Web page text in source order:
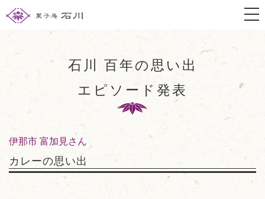
石川 百年の思い出
エピソード発表
伊那市 富加見さん
カレーの思い出